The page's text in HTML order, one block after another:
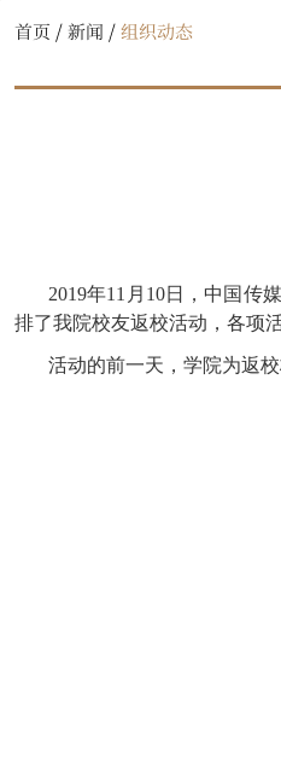
首页 / 新闻 /组织动态
2019年1 1 月10日，中国传
排了我院校友返校活动，各项
活动的前一天，学院为返